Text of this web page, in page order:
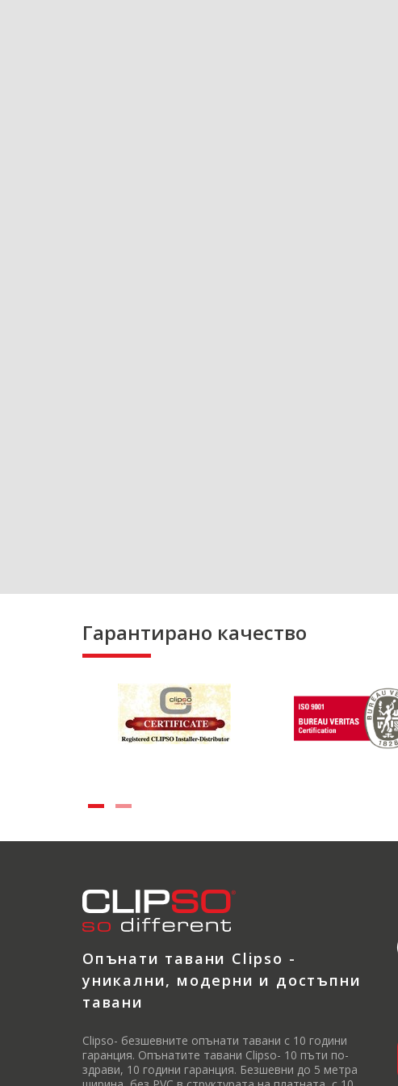
Гарантирано качество
Опънати тавани Clipso -
уникални, модерни и достъпни
тавани
Clipso- безшевните опънати тавани с 10 години
гаранция. Опънатите тавани Clipso- 10 пъти по-
здрави, 10 години гаранция. Безшевни до 5 метра